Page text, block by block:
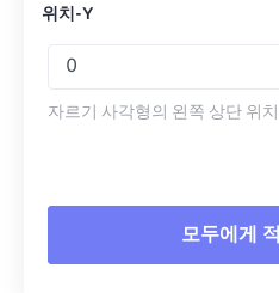
위치-Y
자르기 사각형의 왼쪽 상단 위
모두에게